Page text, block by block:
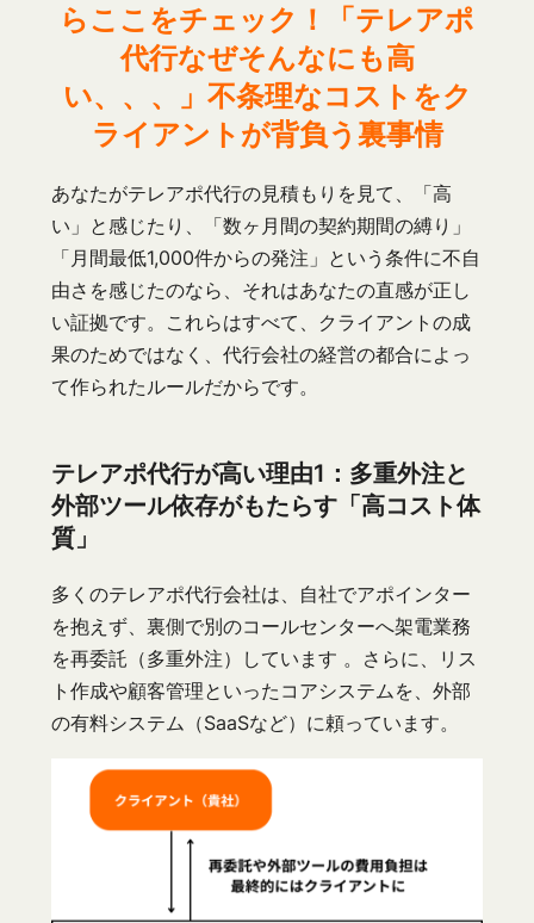
らここをチェック！「テレアポ
代行なぜそんなにも高
い、、、」不条理なコストをク
ライアントが背負う裏事情
あなたがテレアポ代行の見積もりを見て、「高
い」と感じたり、「数ヶ月間の契約期間の縛り」
「月間最低1,000件からの発注」という条件に不自
由さを感じたのなら、それはあなたの直感が正し
い証拠です。これらはすべて、クライアントの成
果のためではなく、代行会社の経営の都合によっ
て作られたルールだからです。
テレアポ代行が高い理由1：多重外注と
外部ツール依存がもたらす「高コスト体
質」
多くのテレアポ代行会社は、自社でアポインター
を抱えず、裏側で別のコールセンターへ架電業務
を再委託（多重外注）しています 。さらに、リス
ト作成や顧客管理といったコアシステムを、外部
の有料システム（SaaSなど）に頼っています。